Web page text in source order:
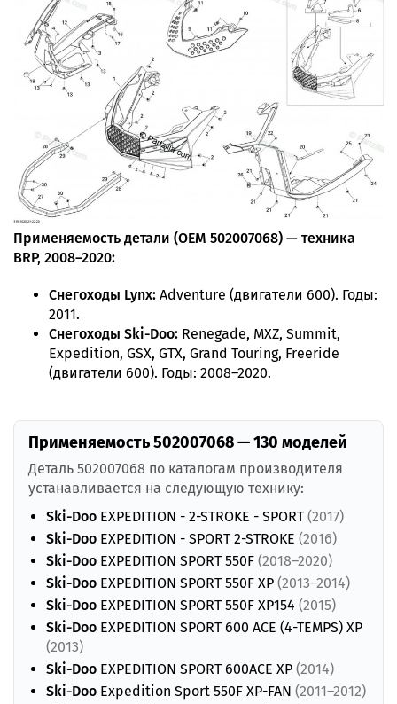
Применяемость детали (OEM 502007068) — техника
BRP, 2008–2020:
Снегоходы Lynx: Adventure (двигатели 600). Годы:
2011.
Снегоходы Ski-Doo: Renegade, MXZ, Summit,
Expedition, GSX, GTX, Grand Touring, Freeride
(двигатели 600). Годы: 2008–2020.
Применяемость 502007068 — 130 моделей
Деталь 502007068 по каталогам производителя
устанавливается на следующую технику:
Ski-Doo EXPEDITION - 2-STROKE - SPORT (2017)
Ski-Doo EXPEDITION - SPORT 2-STROKE (2016)
Ski-Doo EXPEDITION SPORT 550F (2018–2020)
Ski-Doo EXPEDITION SPORT 550F XP (2013–2014)
Ski-Doo EXPEDITION SPORT 550F XP154 (2015)
Ski-Doo EXPEDITION SPORT 600 ACE (4-TEMPS) XP
(2013)
Ski-Doo EXPEDITION SPORT 600ACE XP (2014)
Ski-Doo Expedition Sport 550F XP-FAN (2011–2012)